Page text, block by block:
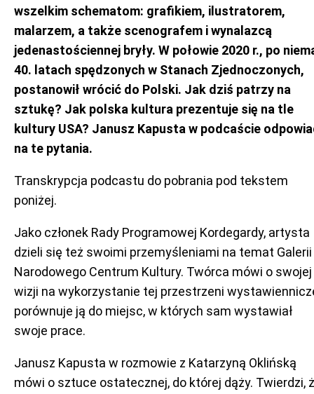
wszelkim schematom: grafikiem, ilustratorem,
malarzem, a także scenografem i wynalazcą
jedenastościennej bryły. W połowie 2020 r., po
40. latach spędzonych w Stanach Zjednoczonych,
postanowił wrócić do Polski. Jak dziś patrzy na
sztukę? Jak polska kultura prezentuje się na tle
kultury USA? Janusz Kapusta w podcaście
na te pytania.
Transkrypcja podcastu do pobrania pod tekstem
poniżej.
Jako członek Rady Programowej Kordegardy, artysta
dzieli się też swoimi przemyśleniami na temat Galerii
Narodowego Centrum Kultury. Twórca mówi o swojej
wizji na wykorzystanie tej przestrzeni
porównuje ją do miejsc, w których sam wystawiał
swoje prace.
Janusz Kapusta w rozmowie z Katarzyną Oklińską
mówi o sztuce ostatecznej, do której dąży. Twierdzi,